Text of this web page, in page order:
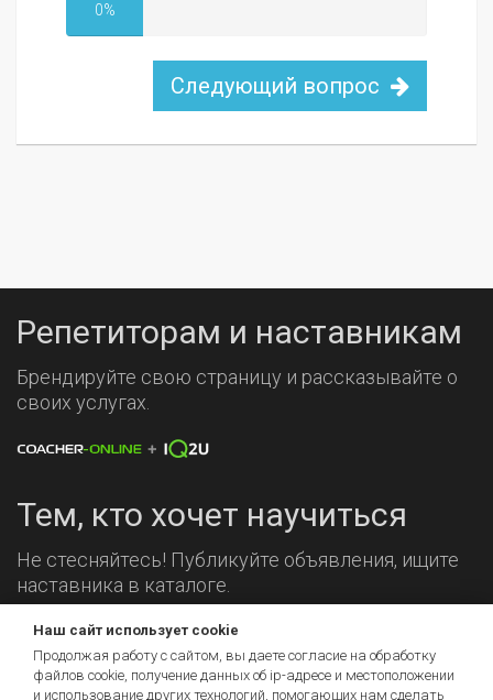
0%
Следующий вопрос
Репетиторам и наставникам
Брендируйте свою страницу и рассказывайте о
своих услугах.
Тем, кто хочет научиться
Не стесняйтесь! Публикуйте объявления, ищите
наставника в каталоге.
Мы на связи!
Наш сайт использует cookie
Продолжая работу с сайтом, вы даете согласие на обработку
файлов cookie, получение данных об ip-адресе и местоположении
и использование других технологий, помогающих нам сделать